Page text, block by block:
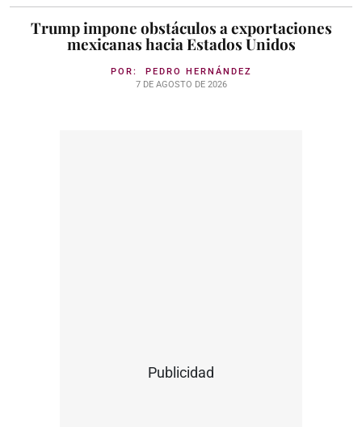
Trump impone obstáculos a exportaciones
mexicanas hacia Estados Unidos
POR: PEDRO HERNÁNDEZ
7 DE AGOSTO DE 2026
Publicidad